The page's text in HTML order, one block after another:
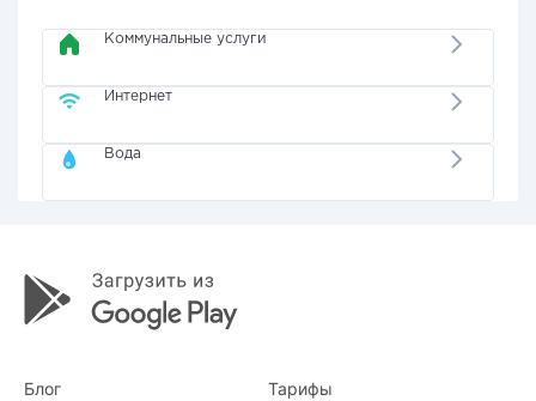
Коммунальные услуги
Интернет
Вода
Блог Тарифы